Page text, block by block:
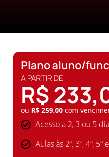
Plano aluno/
A PARTIR DE
R$
ou R$ 259,00com
Acesso a 2, 3 ou 5
Aulas às 2ª, 3ª, 4ª, 5ª